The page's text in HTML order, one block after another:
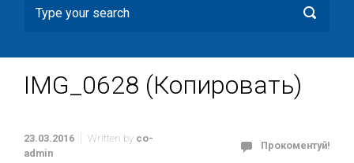
IMG_0628 (Копировать)
23.03.2016 Written by co-
admin
Прокоментуй!